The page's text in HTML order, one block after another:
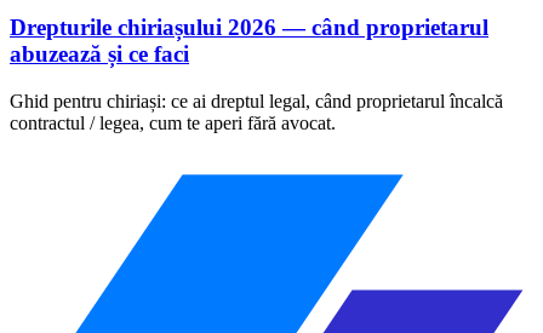
Drepturile chiriașului 2026 — când proprietarul
abuzează și ce faci
Ghid pentru chiriași: ce ai dreptul legal, când proprietarul încalcă
contractul / legea, cum te aperi fără avocat.